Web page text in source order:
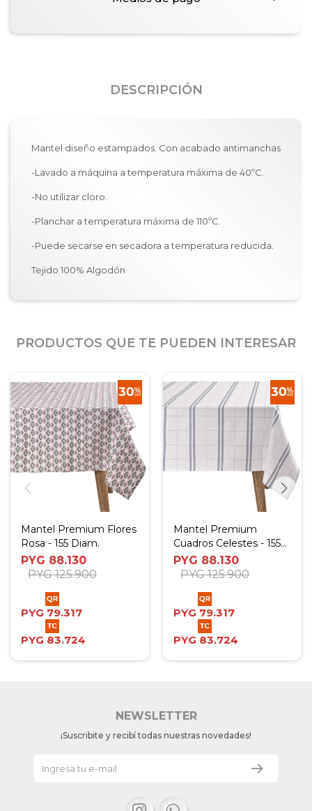
DESCRIPCIÓN
Mantel diseño estampados. Con acabado antimanchas
-Lavado a máquina a temperatura máxima de 40ºC.
-No utilizar cloro.
-Planchar a temperatura máxima de 110ºC.
-Puede secarse en secadora a temperatura reducida.
Tejido 100% Algodón
PRODUCTOS QUE TE PUEDEN INTERESAR
Mantel Premium Flores
Rosa - 155 Diam.
PYG 88.130
PYG 125.900
PYG 79.317
PYG 83.724
Mantel Premium
Cuadros Celestes - 155
Diam.
PYG 88.130
PYG 125.900
PYG 79.317
PYG 83.724
NEWSLETTER
¡Suscribite y recibí todas nuestras novedades!